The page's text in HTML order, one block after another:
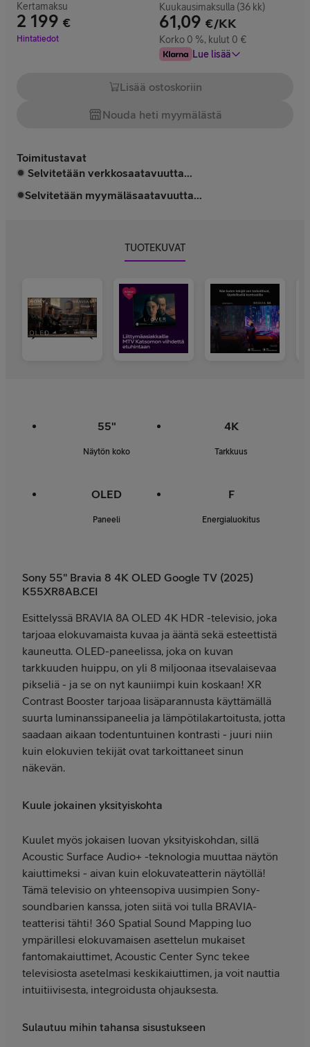
Kertamaksu
2 199 €
Hinta 2 199 €
Hintatiedot
Kuukausimaksulla (36 kk)
61,09 €/KK
Korko 0 %, kulut 0 €
Lue lisää
Lisää ostoskoriin
Nouda heti myymälästä
Toimitustavat
Selvitetään verkkosaatavuutta...
Selvitetään myymäläsaatavuutta...
TUOTEKUVAT
55"
Näytön koko
4K
Tarkkuus
OLED
Paneeli
F
Energialuokitus
Sony 55" Bravia 8 4K OLED Google TV (2025)
K55XR8AB.CEI
Esittelyssä BRAVIA 8A OLED 4K HDR -televisio, joka
tarjoaa elokuvamaista kuvaa ja ääntä sekä esteettistä
kauneutta. OLED-paneelissa, joka on kuvan
tarkkuuden huippu, on yli 8 miljoonaa itsevalaisevaa
pikseliä - ja se on nyt kauniimpi kuin koskaan! XR
Contrast Booster tarjoaa lisäparannusta käyttämällä
suurta luminanssipaneelia ja lämpötilakartoitusta, jotta
saadaan aikaan todentuntuinen kontrasti - juuri niin
kuin elokuvien tekijät ovat tarkoittaneet sinun
näkevän.
Kuule jokainen yksityiskohta
Kuulet myös jokaisen luovan yksityiskohdan, sillä
Acoustic Surface Audio+ -teknologia muuttaa näytön
kaiuttimeksi - aivan kuin elokuvateatterin näytöllä!
Tämä televisio on yhteensopiva uusimpien Sony-
soundbarien kanssa, joten siitä voi tulla BRAVIA-
teatterisi tähti! 360 Spatial Sound Mapping luo
ympärillesi elokuvamaisen asettelun mukaiset
fantomakaiuttimet, Acoustic Center Sync tekee
televisiosta asetelmasi keskikaiuttimen, ja voit nauttia
intuitiivisesta, integroidusta ohjauksesta.
Sulautuu mihin tahansa sisustukseen